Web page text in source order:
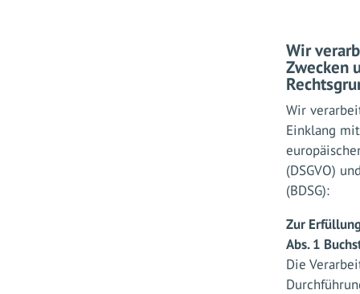
Wir
Zwecken
Wir
Einklang
(DSGVO)
(BDSG):
Zur
Abs. 1
Die